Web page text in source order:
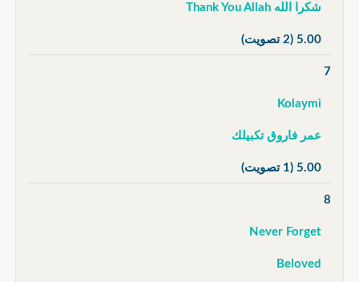
شكرا الله Thank You Allah
5.00 (2 تصويت)
7
Kolaymi
عمر فاروق تكبيلك
5.00 (1 تصويت)
8
Never Forget
Beloved